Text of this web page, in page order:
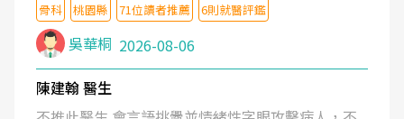
骨科 桃園縣 71位讀者推薦 6則就醫評鑑
吳華桐 2026-08-06
陳建翰 醫生